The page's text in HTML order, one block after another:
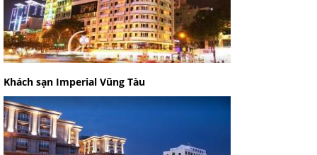
Khách sạn Imperial Vũng Tàu